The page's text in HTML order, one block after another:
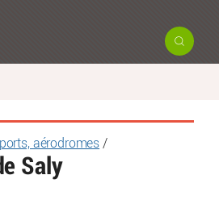
aérodromes /
Saly